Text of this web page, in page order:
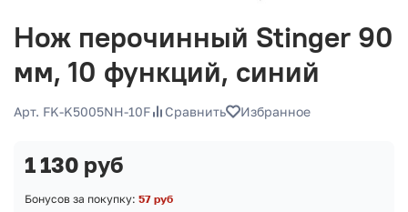
Нож перочинный Stinger 90
мм, 10 функций, синий
Арт. FK-K5005NH-10F Сравнить Избранное
1 130 руб
Бонусов за покупку: 57 руб